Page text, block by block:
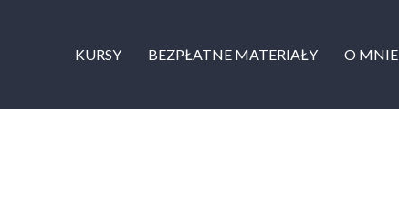
KURSY BEZPŁATNE MATERIAŁY O MNIE